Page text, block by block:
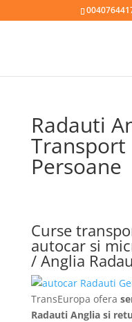
Radauti
Persoane
Curse
autocar si
/ Anglia
TransEuropa ofera
Radauti Anglia si